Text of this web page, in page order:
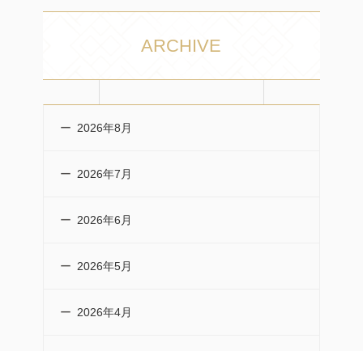
ARCHIVE
2026年8月
2026年7月
2026年6月
2026年5月
2026年4月